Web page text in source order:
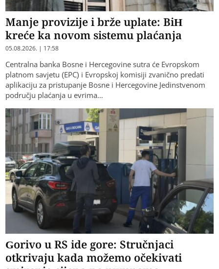
Manje provizije i brže uplate: BiH
kreće ka novom sistemu plaćanja
05.08.2026. | 17:58
Centralna banka Bosne i Hercegovine sutra će Evropskom
platnom savjetu (EPC) i Evropskoj komisiji zvanično predati
aplikaciju za pristupanje Bosne i Hercegovine Jedinstvenom
području plaćanja u evrima…
Gorivo u RS ide gore: Stručnjaci
otkrivaju kada možemo očekivati